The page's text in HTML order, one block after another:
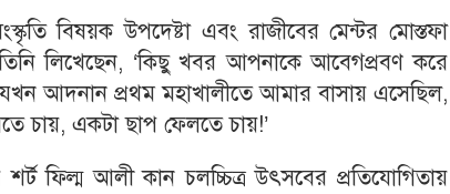
বিষয়ক উপদেষ্টা এবং রাজীবের মেন্টর মোস্তফা
লিখেছেন, ‘কিছু খবর আপনাকে আবেগপ্রবণ করে
আদনান প্রথম মহাখালীতে আমার বাসায় এসেছিল,
চায়, একটা ছাপ ফেলতে চায়!’
ফিল্ম আলী কান চলচ্চিত্র উৎসবের প্রতিযোগিতায়